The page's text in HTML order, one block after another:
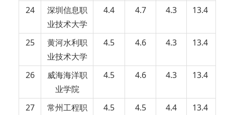
24
深圳信息职
业技术大学
4.4 4.7 4.3 13.4
25
黄河水利职
业技术大学
4.5 4.6 4.3 13.4
26
威海海洋职
业学院
4.5 4.6 4.3 13.4
27
常州工程职
4.5 4.5 4.4 13.4